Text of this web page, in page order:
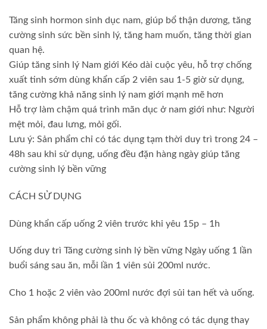
Tăng sinh hormon sinh dục nam, giúp bổ thận dương, tăng
cường sinh sức bền sinh lý, tăng ham muốn, tăng thời gian
quan hệ.
Giúp tăng sinh lý Nam giới Kéo dài cuộc yêu, hỗ trợ chống
xuất tinh sớm dùng khẩn cấp 2 viên sau 1-5 giờ sử dụng,
tăng cường khả năng sinh lý nam giới mạnh mẽ hơn
Hỗ trợ làm chậm quá trình mãn dục ở nam giới như: Người
mệt mỏi, đau lưng, mỏi gối.
​Lưu ý: Sản phẩm chỉ có tác dụng tạm thời duy trì trong 24 –
48h sau khi sử dụng, uống đều đặn hàng ngày giúp tăng
cường sinh lý bền vững
CÁCH SỬ DỤNG
Dùng khẩn cấp uống 2 viên trước khi yêu 15p – 1h
Uống duy trì Tăng cường sinh lý bền vững Ngày uống 1 lần
buổi sáng sau ăn, mỗi lần 1 viên sủi 200ml nước.
Cho 1 hoặc 2 viên vào 200ml nước đợi sủi tan hết và uống.
Sản phẩm không phải là thu ốc và không có tác dụng thay